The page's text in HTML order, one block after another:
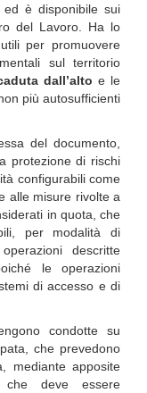
è disponibile sui
del Lavoro. Ha lo
per promuovere
sul territorio
dall’altoe le
più autosufficienti
del documento,
protezione di rischi
configurabili come
alle misure rivolte a
in quota, che
per modalità di
descritte
le operazioni
di accesso e di
condotte su
che prevedono
mediante apposite
che deve essere